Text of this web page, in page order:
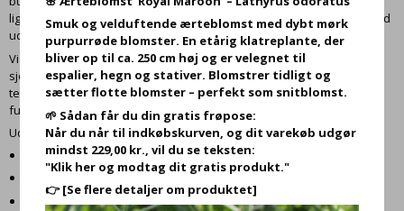
liggende – selv i kraftig vind og regn – og den tåler også stående vand
uden at gå i stykker.
Vi tilbyder et udvalg af dørmåtter udendørs med flotte motiver og
sjove dørmåtter. Uanset om det er til hoveddøren, altanen eller
terrassen, finder du en dørmåtte her, der både er dekorativ og
funktionel.
Udforsk nogle af vores populære motiver:
Dørmåtte Livets Træ
Dørmåtte med Hjerte – Blomstrende velkomst i rødt
Dørmåtte Nysgerrig Ræv
Smuk og velduftende ærteblomst med dybt mørk
purpurrøde blomster. En etårig klatreplante, der
bliver op til ca. 250 cm høj og er velegnet til
espalier, hegn og stativer. Blomstrer tidligt og
sætter flotte blomster – perfekt som snitblomst.
🌱 Sådan får du din gratis frøpose:
Når du når til indkøbskurven, og dit varekøb udgør
mindst 229,00 kr., vil du se teksten:
"Klik her og modtag dit gratis produkt."
👉[Se flere detaljer om produktet]